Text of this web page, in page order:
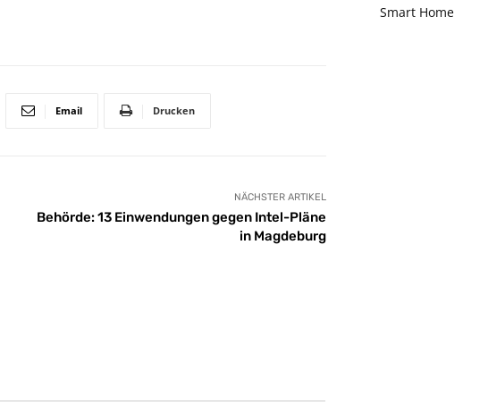
Email Drucken
NÄCHSTER ARTIKEL
Behörde: 13 Einwendungen gegen Intel-Pläne
in Magdeburg
Smart Home